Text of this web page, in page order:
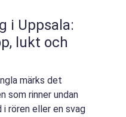
i Uppsala:
lukt och
märks det
som rinner undan
i rören eller en svag